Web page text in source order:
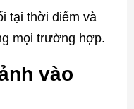
tại thời điểm và
mọi trường hợp.
vào